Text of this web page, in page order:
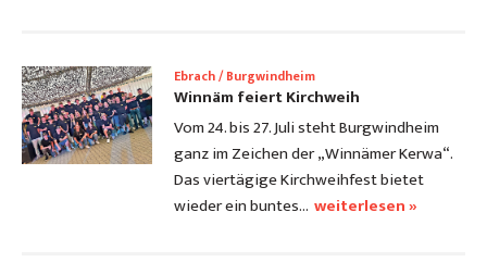
Ebrach / Burgwindheim
Winnäm feiert Kirchweih
Vom 24. bis 27. Juli steht Burgwindheim
ganz im Zeichen der „Winnämer Kerwa“.
Das viertägige Kirchweihfest bietet
wieder ein buntes… weiterlesen »